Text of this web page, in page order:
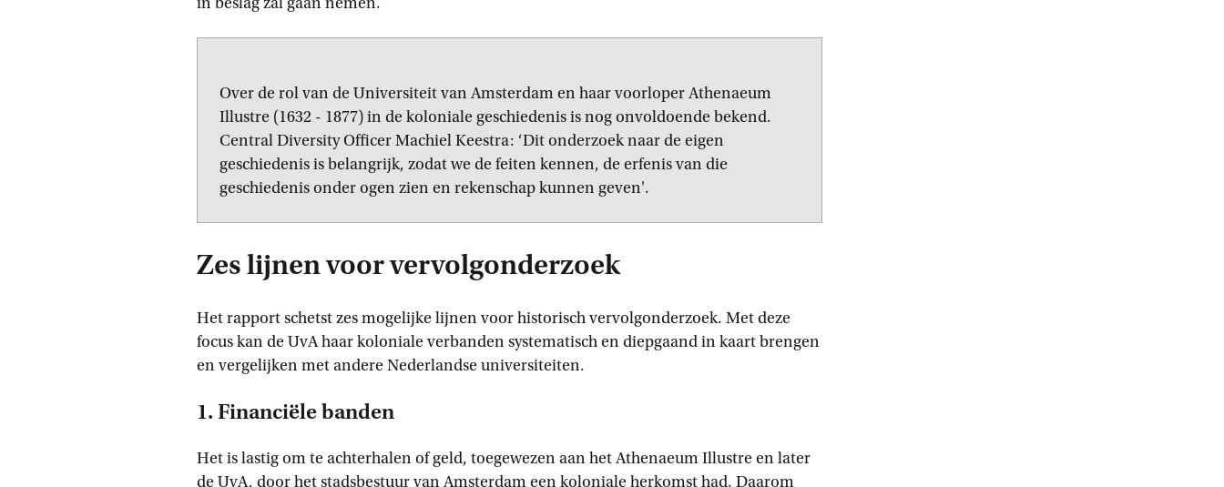
Over de rol van de Universiteit van Amsterdam en haar voorloper Athenaeum
Illustre (1632 - 1877) in de koloniale geschiedenis is nog onvoldoende bekend.
Central Diversity Officer Machiel Keestra: ‘Dit onderzoek naar de eigen
geschiedenis is belangrijk, zodat we de feiten kennen, de erfenis van die
geschiedenis onder ogen zien en rekenschap kunnen geven'.
Zes lijnen voor vervolgonderzoek
Het rapport schetst zes mogelijke lijnen voor historisch vervolgonderzoek. Met deze
focus kan de UvA haar koloniale verbanden systematisch en diepgaand in kaart brengen
en vergelijken met andere Nederlandse universiteiten.
1. Financiële banden
Het is lastig om te achterhalen of geld, toegewezen aan het Athenaeum Illustre en later
de UvA, door het stadsbestuur van Amsterdam een koloniale herkomst had. Daarom